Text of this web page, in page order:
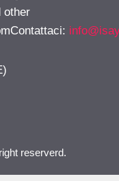
other
:
reserverd.